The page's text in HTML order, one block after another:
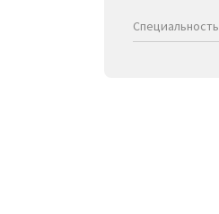
Специальность